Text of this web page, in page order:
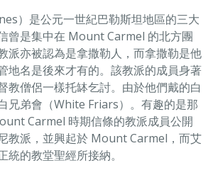
）是公元一世紀巴勒斯坦地區的三大
曾是集中在 Mount Carmel 的北方團
派亦被認為是拿撒勒人，而拿撒勒是他
地名是後來才有的。該教派的成員身著
教僧侶一樣托缽乞討。由於他們戴的白
兄弟會（White Friars）。有趣的是那
Carmel 時期信條的教派成員公開
教派，並興起於 Mount Carmel，而艾
的教堂聖經所接納。